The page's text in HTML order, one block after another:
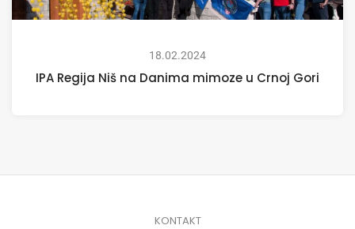
18.02.2024
IPA Regija Niš na Danima mimoze u Crnoj Gori
KONTAKT